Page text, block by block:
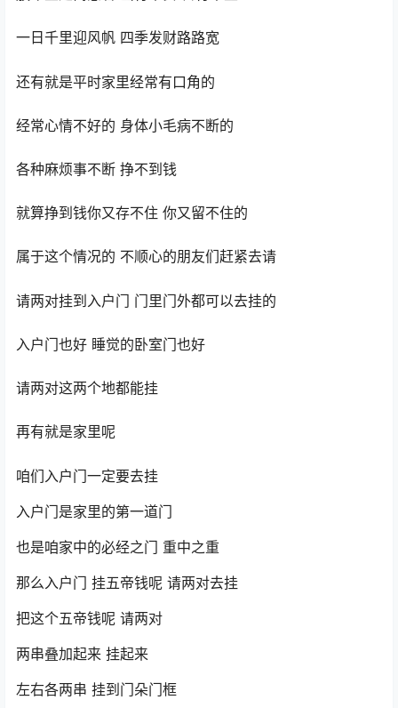
一日千里迎风帆 四季发财路路宽
还有就是平时家里经常有口角的
经常心情不好的 身体小毛病不断的
各种麻烦事不断 挣不到钱
就算挣到钱你又存不住 你又留不住的
属于这个情况的 不顺心的朋友们赶紧去请
请两对挂到入户门 门里门外都可以去挂的
入户门也好 睡觉的卧室门也好
请两对这两个地都能挂
再有就是家里呢
咱们入户门一定要去挂
入户门是家里的第一道门
也是咱家中的必经之门 重中之重
那么入户门 挂五帝钱呢 请两对去挂
把这个五帝钱呢 请两对
两串叠加起来 挂起来
左右各两串 挂到门朵门框